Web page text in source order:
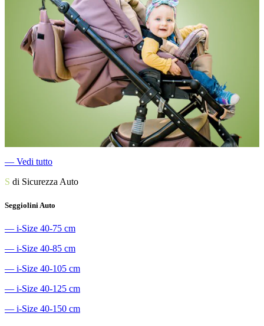
― Vedi tutto
S di Sicurezza Auto
Seggiolini Auto
― i-Size 40-75 cm
― i-Size 40-85 cm
― i-Size 40-105 cm
― i-Size 40-125 cm
― i-Size 40-150 cm